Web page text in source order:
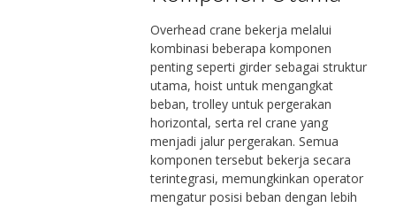
Overhead crane bekerja melalui
kombinasi beberapa komponen
penting seperti girder sebagai struktur
utama, hoist untuk mengangkat
beban, trolley untuk pergerakan
horizontal, serta rel crane yang
menjadi jalur pergerakan. Semua
komponen tersebut bekerja secara
terintegrasi, memungkinkan operator
mengatur posisi beban dengan lebih